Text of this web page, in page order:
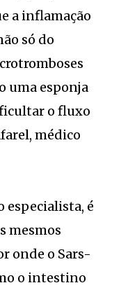
a inflamação
só do
uma esponja
o fluxo
médico
especialista, é
mesmos
onde o Sars-
o intestino